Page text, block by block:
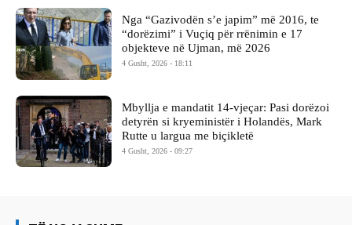
Nga “Gazivodën s’e japim” më 2016, te
“dorëzimi” i Vuçiq për rrënimin e 17
objekteve në Ujman, më 2026
4 Gusht, 2026 - 18:11
Mbyllja e mandatit 14-vjeçar: Pasi dorëzoi
detyrën si kryeministër i Holandës, Mark
Rutte u largua me biçikletë
4 Gusht, 2026 - 09:27